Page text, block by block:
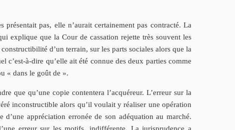
pas, elle n’aurait certainement pas contracté. La
explique que la Cour de cassation rejette très souvent les
d’un terrain, sur les parts sociales alors que la
à-dire qu’elle ait été connue des deux parties comme
« dans le goût de ».
que qu’une copie contentera l’acquéreur. L’erreur sur la
inconstructible alors qu’il voulait y réaliser une opération
appréciation erronée de son adéquation au marché.